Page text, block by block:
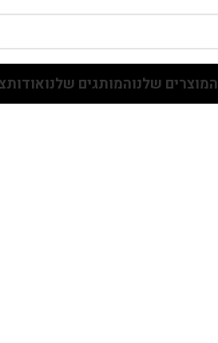
המוצרים שלנוהמותגים שלנואודות